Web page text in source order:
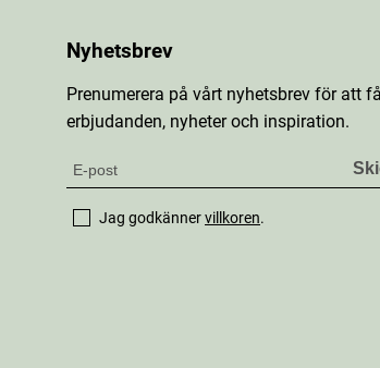
Nyhetsbrev
Prenumerera på vårt nyhetsbrev för att få
erbjudanden, nyheter och inspiration.
Jag godkännervillkoren.